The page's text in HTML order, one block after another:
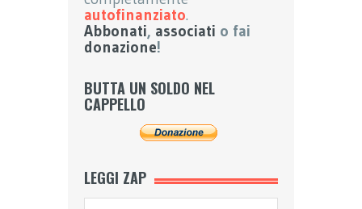
autofinanziato.
Abbonati, associati o fai
donazione!
BUTTA UN SOLDO NEL
CAPPELLO
LEGGI ZAP